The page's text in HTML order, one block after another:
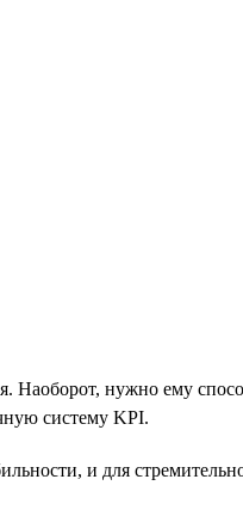
Наоборот, нужно ему
систему KPI.
и для